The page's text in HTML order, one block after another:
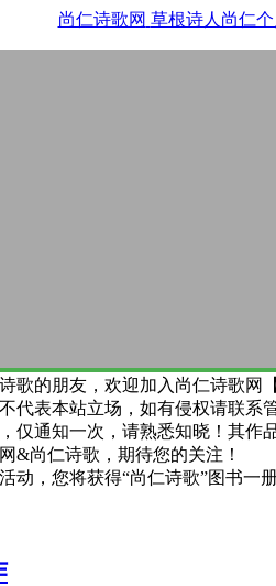
尚仁诗歌网 草根诗人尚仁个
的朋友，欢迎加入尚仁诗歌网
表本站立场，如有侵权请联系
通知一次，请熟悉知晓！其作
&尚仁诗歌，期待您的关注！
，您将获得“尚仁诗歌”图书一